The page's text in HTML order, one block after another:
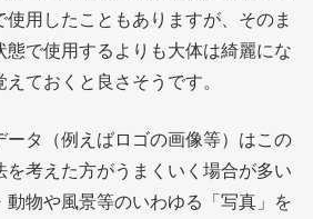
使用したこともありますが、そのま
態で使用するよりも大体は綺麗にな
ておくと良さそうです。
ータ（例えばロゴの画像等）はこの
考えた方がうまくいく場合が多い
動物や風景等のいわゆる「写真」を